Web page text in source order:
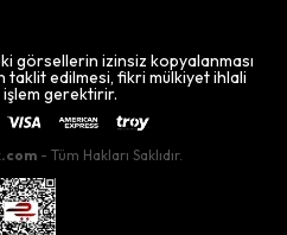
görsellerin izinsiz kopyalanması
taklit edilmesi, fikri mülkiyet ihlali
gerektirir.
- Tüm Hakları Saklıdır.